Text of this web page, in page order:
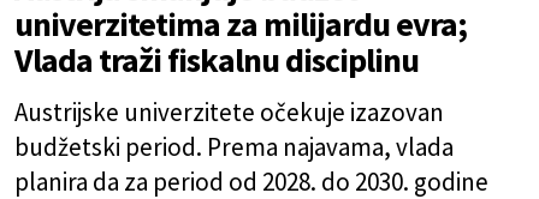
univerzitetima za milijardu evra;
Vlada traži fiskalnu disciplinu
Austrijske univerzitete očekuje izazovan
budžetski period. Prema najavama, vlada
planira da za period od 2028. do 2030. godine